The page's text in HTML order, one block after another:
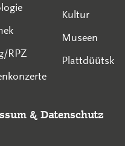
RPZ
Kultur
Museen
Plattdüütsk
& Datenschutz